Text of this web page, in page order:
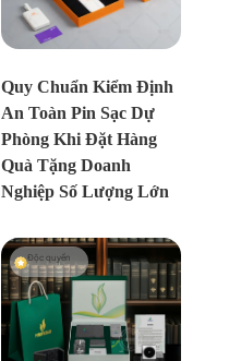
Quy Chuẩn Kiểm Định
An Toàn Pin Sạc Dự
Phòng Khi Đặt Hàng
Quà Tặng Doanh
Nghiệp Số Lượng Lớn
Độc quyền